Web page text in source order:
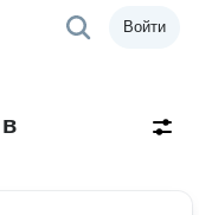
Войти